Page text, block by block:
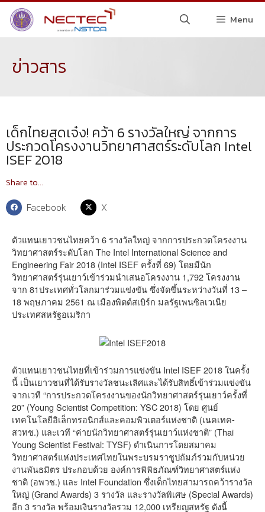
Menu
ข่าวสาร
เด็กไทยสุดเจ๋ง! คว้า 6 รางวัลใหญ่ จากการ
ประกวดโครงงานวิทยาศาสตร์ระดับโลก Intel
ISEF 2018
Share to...
Facebook X
ตัวแทนเยาวชนไทยคว้า 6 รางวัลใหญ่ จากการประกวดโครงงาน
วิทยาศาสตร์ระดับโลก The Intel International Science and
Engineering Fair 2018 (Intel ISEF ครั้งที่ 69) โดยมีนัก
วิทยาศาสตร์รุ่นเยาว์เข้าร่วมนำเสนอโครงงาน 1,792 โครงงาน
จาก 81ประเทศทั่วโลกมาร่วมแข่งขัน ซึ่งจัดขึ้นระหว่างวันที่ 13 –
18 พฤษภาคม 2561 ณ เมืองพิตต์สเบิร์ก มลรัฐเพนซิลเวเนีย
ประเทศสหรัฐอเมริกา
ตัวแทนเยาวชนไทยที่เข้าร่วมการแข่งขัน Intel ISEF 2018 ในครั้ง
นี้ เป็นเยาวชนที่ได้รับรางวัลชนะเลิศและได้รับสิทธิ์เข้าร่วมแข่งขัน
จากเวที “การประกวดโครงงานของนักวิทยาศาสตร์รุ่นเยาว์ครั้งที่
20” (Young Scientist Competition: YSC 2018) โดย ศูนย์
เทคโนโลยีอิเล็กทรอนิกส์และคอมพิวเตอร์แห่งชาติ (เนคเทค-
สวทช.) และเวที “ค่ายนักวิทยาศาสตร์รุ่นเยาว์แห่งชาติ” (Thai
Young Scientist Festival: TYSF) ดำเนินการโดยสมาคม
วิทยาศาสตร์แห่งประเทศไทยในพระบรมราชูปถัมภ์ร่วมกับหน่วย
งานพันธมิตร ประกอบด้วย องค์การพิพิธภัณฑ์วิทยาศาสตร์แห่ง
ชาติ (อพวช.) และ Intel Foundation ซึ่งเด็กไทยสามารถคว้ารางวัล
ใหญ่ (Grand Awards) 3 รางวัล และรางวัลพิเศษ (Special Awards)
อีก 3 รางวัล พร้อมเงินรางวัลรวม 12,000 เหรียญสหรัฐ ดังนี้